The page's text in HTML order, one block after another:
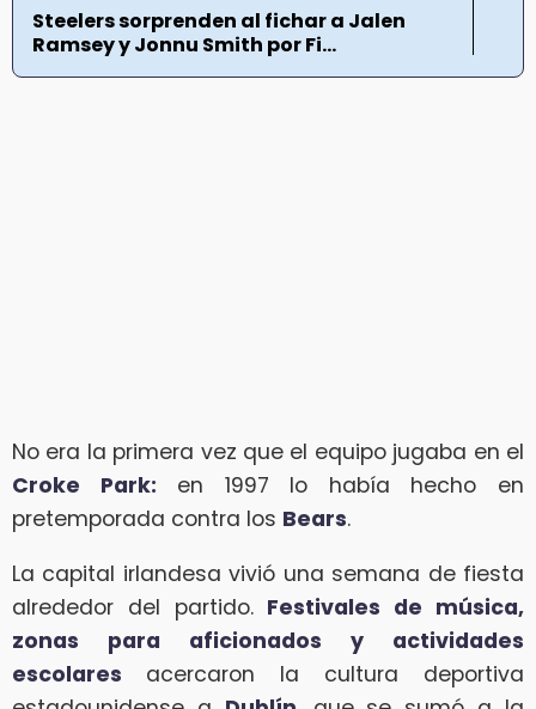
Steelers sorprenden al fichar a Jalen
Ramsey y Jonnu Smith por Fi...
No era la primera vez que el equipo jugaba en el
Croke Park: en 1997 lo había hecho en
pretemporada contra los Bears.
La capital irlandesa vivió una semana de fiesta
alrededor del partido. Festivales de música,
zonas para aficionados y actividades
escolares acercaron la cultura deportiva